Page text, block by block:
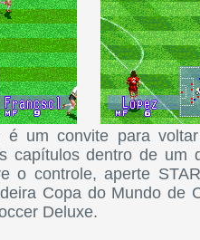
é um convite para
capítulos dentro de um
o controle, aperte
Copa do Mundo de
Deluxe.